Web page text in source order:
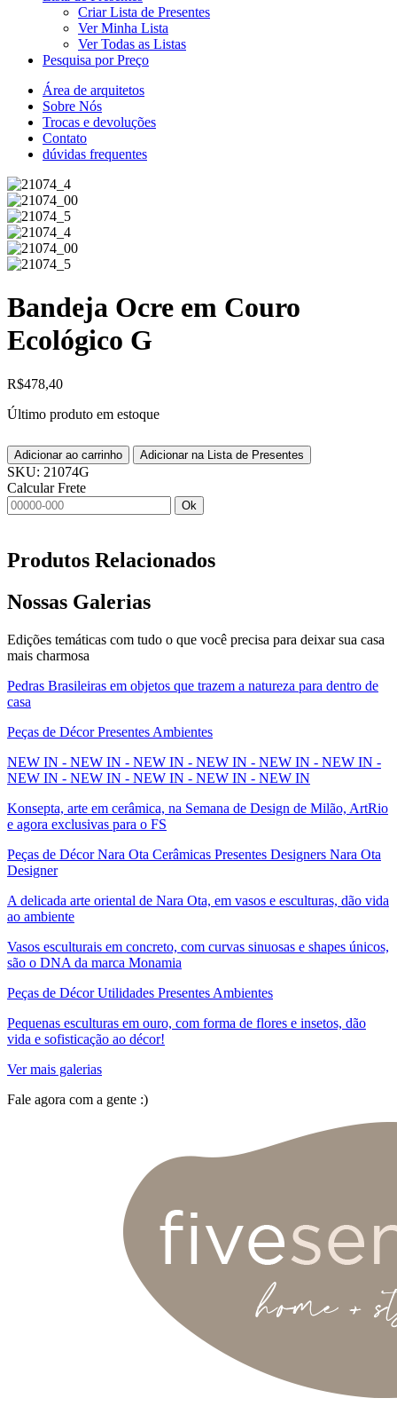
Criar Lista de Presentes
Ver Minha Lista
Ver Todas as Listas
Pesquisa por Preço
Área de arquitetos
Sobre Nós
Trocas e devoluções
Contato
dúvidas frequentes
Bandeja Ocre em Couro
Ecológico G
R$478,40
Último produto em estoque
Adicionar ao carrinho Adicionar na Lista de Presentes
SKU: 21074G
Calcular Frete
Ok
Produtos Relacionados
Nossas Galerias
Edições temáticas com tudo o que você precisa para deixar sua casa
mais charmosa
Pedras Brasileiras em objetos que trazem a natureza para dentro de
casa
Peças de Décor Presentes Ambientes
NEW IN - NEW IN - NEW IN - NEW IN - NEW IN - NEW IN -
NEW IN - NEW IN - NEW IN - NEW IN - NEW IN
Konsepta, arte em cerâmica, na Semana de Design de Milão, ArtRio
e agora exclusivas para o FS
Peças de Décor Nara Ota Cerâmicas Presentes Designers Nara Ota
Designer
A delicada arte oriental de Nara Ota, em vasos e esculturas, dão vida
ao ambiente
Vasos esculturais em concreto, com curvas sinuosas e shapes únicos,
são o DNA da marca Monamia
Peças de Décor Utilidades Presentes Ambientes
Pequenas esculturas em ouro, com forma de flores e insetos, dão
vida e sofisticação ao décor!
Ver mais galerias
Fale agora com a gente :)